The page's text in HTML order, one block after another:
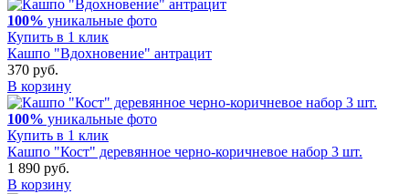
100% уникальные фото
Купить в 1 клик
Кашпо "Вдохновение" антрацит
370 руб.
В корзину
100% уникальные фото
Купить в 1 клик
Кашпо "Кост" деревянное черно-коричневое набор 3 шт.
1 890 руб.
В корзину